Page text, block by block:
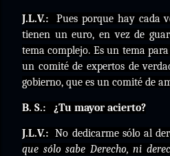
J.L.V.:
Pues porque hay cada
tienen un euro, en vez de
tema complejo. Es un tema
un comité de expertos de
gobierno, que es un comité de
B. S.: ¿Tu mayor acierto?
J.L.V.: No dedicarme sólo al
que sólo sabe Derecho, ni